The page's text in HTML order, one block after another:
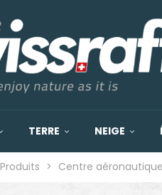
TERRE NEIGE
Produits > Centre